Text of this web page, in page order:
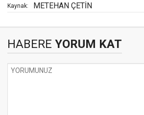
Kaynak: METEHAN ÇETİN
HABERE YORUM KAT